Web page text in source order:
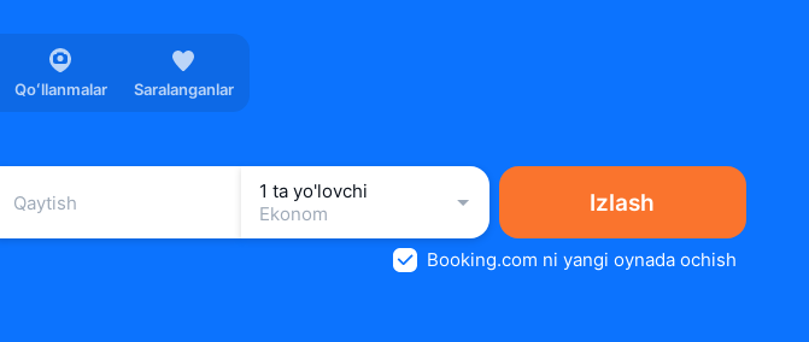
Qoʻllanmalar Saralanganlar
Qaytish
1 ta yo'lovchi
Ekonom
Izlash
Booking.com ni yangi oynada ochish